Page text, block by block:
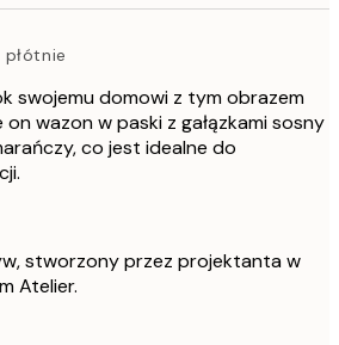
swojemu domowi z tym obrazem
wazon w paski z gałązkami sosny
co jest idealne do
stworzony przez projektanta w
Atelier.